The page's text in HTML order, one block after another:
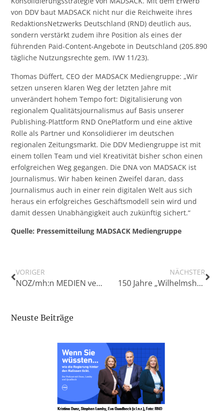
von DDV baut MADSACK nicht nur die Reichweite ihres
RedaktionsNetzwerks Deutschland (RND) deutlich aus,
sondern verstärkt zudem ihre Position als eines der
führenden Paid-Content-Angebote in Deutschland (205.890
tägliche Nutzungsrechte gem. IVW 11/23).
Thomas Düffert, CEO der MADSACK Mediengruppe: „Wir
setzen unseren klaren Weg der letzten Jahre mit
unverändert hohem Tempo fort: Digitalisierung von
regionalem Qualitätsjournalismus auf Basis unserer
Publishing-Plattform RND OnePlatform und eine aktive
Rolle als Partner und Konsolidierer im deutschen
regionalen Zeitungsmarkt. Die DDV Mediengruppe ist mit
einem tollen Team und viel Kreativität bisher schon einen
erfolgreichen Weg gegangen. Die DNA von MADSACK ist
Journalismus. Wir haben keinen Zweifel daran, dass
Journalismus auch in einer rein digitalen Welt aus sich
heraus ein erfolgreiches Geschäftsmodell sein wird und
damit dessen Unabhängigkeit auch zukünftig sichert.“
Quelle: Pressemitteilung MADSACK Mediengruppe
VORIGER
NOZ/mh:n MEDIEN verkauft Titel in Mecklenburg-Vorpommern
NÄCHSTER
150 Jahre „Wilhelmshavener Zeitung“
Neuste Beiträge